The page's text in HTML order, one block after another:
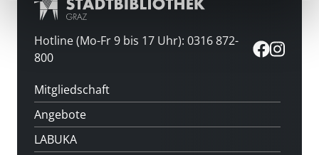
Hotline (Mo-Fr 9 bis 17 Uhr): 0316 872-
800
Mitgliedschaft
Angebote
LABUKA